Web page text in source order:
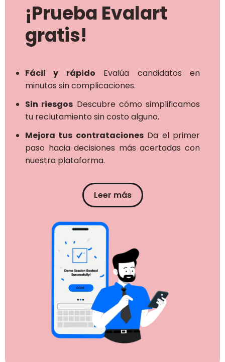
¡Prueba Evalart
gratis!
Fácil y rápido Evalúa candidatos en
minutos sin complicaciones.
Sin riesgos Descubre cómo simplificamos
tu reclutamiento sin costo alguno.
Mejora tus contratacionesDa el primer
paso hacia decisiones más acertadas con
nuestra plataforma.
Leer más